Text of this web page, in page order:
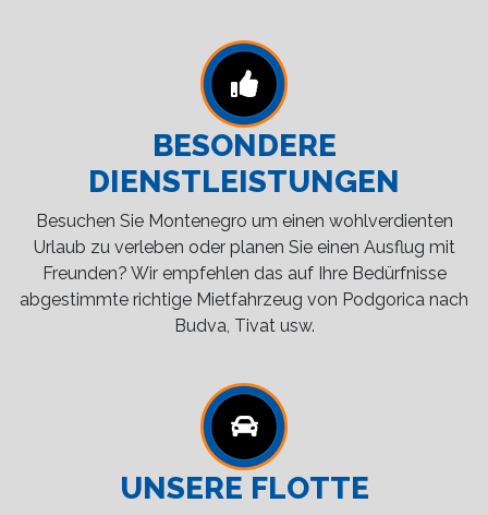
BESONDERE
DIENSTLEISTUNGEN
Besuchen Sie Montenegro um einen wohlverdienten
Urlaub zu verleben oder planen Sie einen Ausflug mit
Freunden? Wir empfehlen das auf Ihre Bedürfnisse
abgestimmte richtige Mietfahrzeug von Podgorica nach
Budva, Tivat usw.
UNSERE FLOTTE